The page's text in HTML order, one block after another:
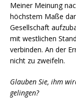
Meiner Meinung
höchstem Maße
Gesellschaft
mit westlichen
verbinden. An der
nicht zu zweifeln.
Glauben Sie, ihm
gelingen?